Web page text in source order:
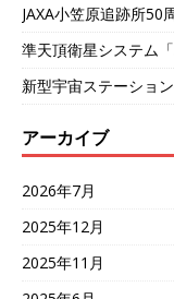
JAXA小笠原追跡所50
準天頂衛星システム
新型宇宙ステーショ
アーカイブ
2026年7月
2025年12月
2025年11月